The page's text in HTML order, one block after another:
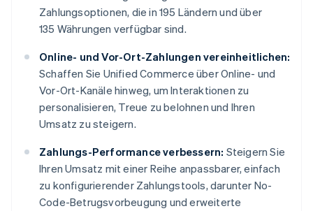
Zahlungsoptionen, die in 195 Ländern und über
135 Währungen verfügbar sind.
Online- und Vor-Ort-Zahlungen vereinheitlichen:
Schaffen Sie Unified Commerce über Online- und
Vor-Ort-Kanäle hinweg, um Interaktionen zu
personalisieren, Treue zu belohnen und Ihren
Umsatz zu steigern.
Zahlungs-Performance verbessern: Steigern Sie
Ihren Umsatz mit einer Reihe anpassbarer, einfach
zu konfigurierender Zahlungstools, darunter No-
Code-Betrugsvorbeugung und erweiterte